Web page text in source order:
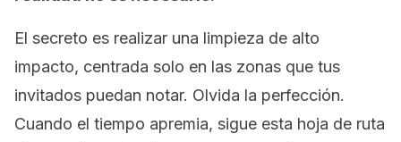
El secreto es realizar una limpieza de alto
impacto, centrada solo en las zonas que tus
invitados puedan notar. Olvida la perfección.
Cuando el tiempo apremia, sigue esta hoja de ruta